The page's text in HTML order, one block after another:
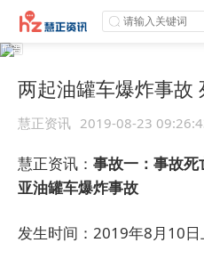
两起油罐车爆炸事故
慧正资讯 2019-08-23
慧正资讯： 事故一：事故
亚油罐车爆炸事故
发生时间：2019年8月10日